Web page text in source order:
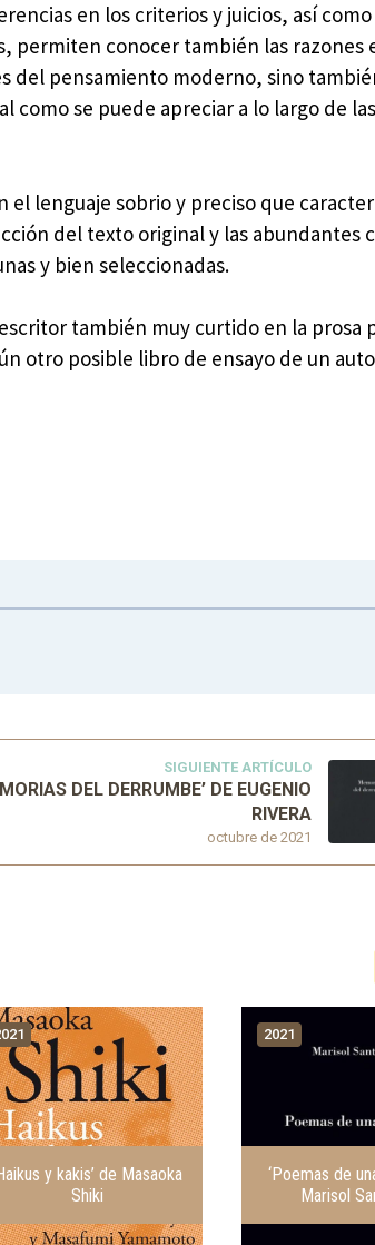
en los criterios y juicios, así como
permiten conocer también las razones
del pensamiento moderno, sino
como se puede apreciar a lo largo de
lenguaje sobrio y preciso que
del texto original y las abundantes
y bien seleccionadas.
también muy curtido en la prosa
otro posible libro de ensayo de un
SIGUIENTE ARTÍCULO
octubre de 2021
DEL DERRUMBE’ DE EUGENIO
RIVERA
y kakis’ de Masaoka
Shiki
2021
‘Poemas de
Marisol